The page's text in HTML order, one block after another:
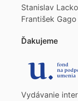
Stanislav
František Gago
Ďakujeme
Vydávanie